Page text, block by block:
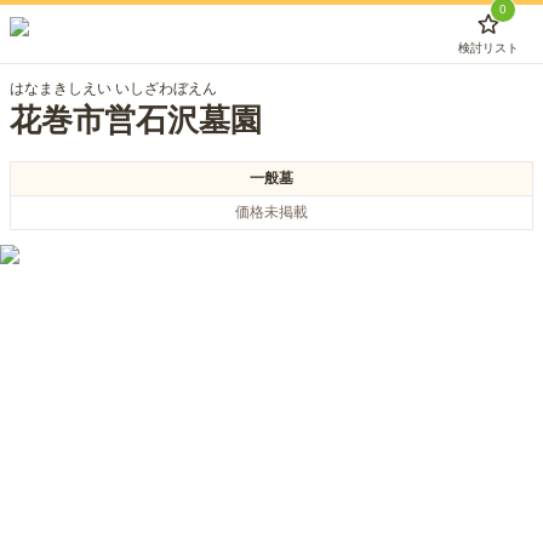
0
検討リスト
はなまきしえい いしざわぼえん
花巻市営石沢墓園
一般墓
価格未掲載